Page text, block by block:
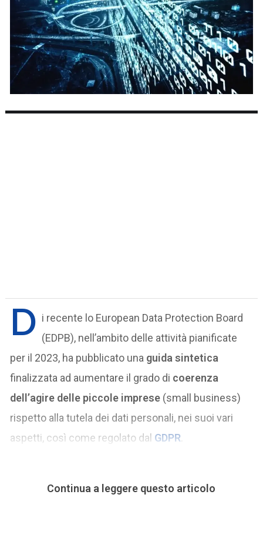
D i recente lo European Data Protection Board
(EDPB), nell’ambito delle attività pianificate
per il 2023, ha pubblicato una guida sintetica
finalizzata ad aumentare il grado di coerenza
dell’agire delle piccole imprese (small business)
rispetto alla tutela dei dati personali, nei suoi vari
aspetti, così come regolato dal GDPR.
Continua a leggere questo articolo